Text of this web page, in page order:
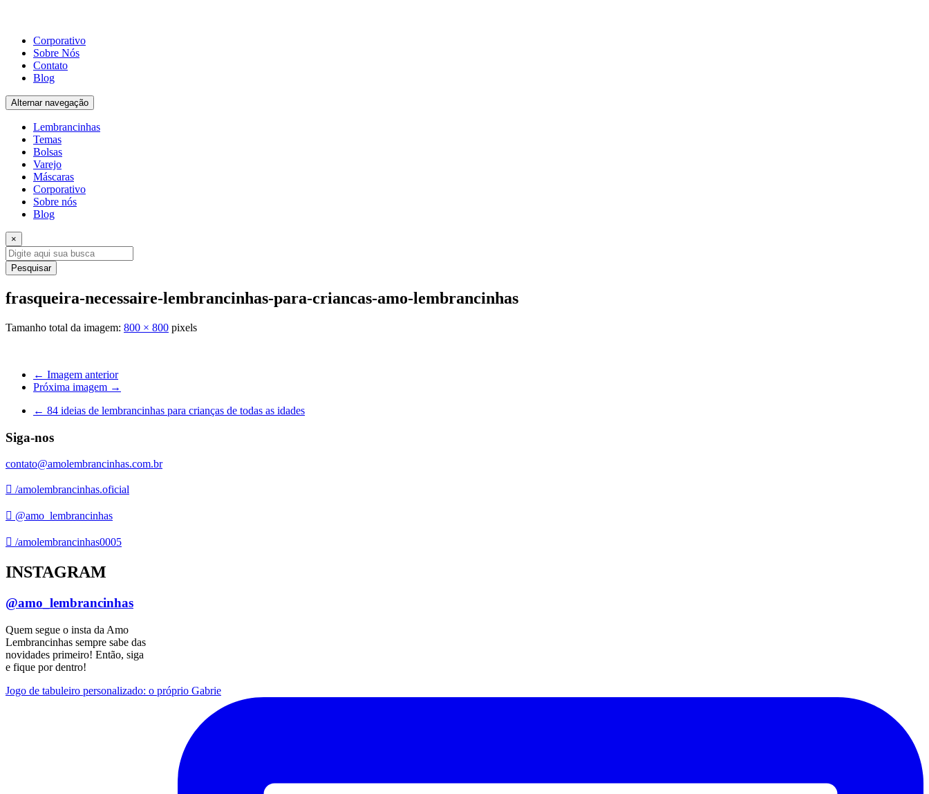
Corporativo
Sobre Nós
Contato
Blog
Alternar navegação
Lembrancinhas
Temas
Bolsas
Varejo
Máscaras
Corporativo
Sobre nós
Blog
×
Pesquisar
frasqueira-necessaire-lembrancinhas-para-criancas-amo-lembrancinhas
Tamanho total da imagem: 800 × 800 pixels
← Imagem anterior
Próxima imagem →
← 84 ideias de lembrancinhas para crianças de todas as idades
Siga-nos
contato@amolembrancinhas.com.br
/amolembrancinhas.oficial
@amo_lembrancinhas
/amolembrancinhas0005
INSTAGRAM
@amo_lembrancinhas
Quem segue o insta da Amo
Lembrancinhas sempre sabe das
novidades primeiro! Então, siga
e fique por dentro!
Jogo de tabuleiro personalizado: o próprio Gabrie